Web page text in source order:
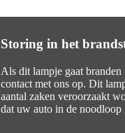
Storing in het
Als dit lampje gaat branden
contact met ons op. Dit
aantal zaken veroorzaakt
dat uw auto in de noodloop